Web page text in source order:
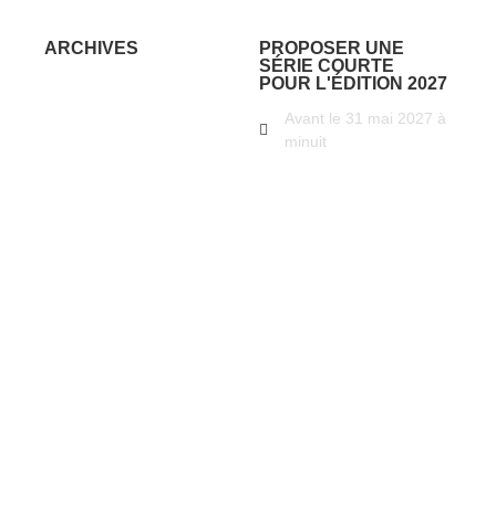
ARCHIVES
PROPOSER UNE
SÉRIE COURTE
POUR L'ÉDITION 2027
Avant le 31 mai 2027 à
minuit